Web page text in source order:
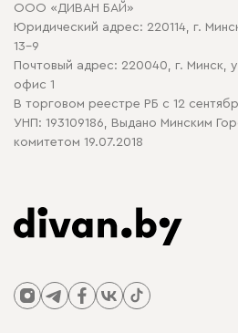
Политика конфиденциальности
Политика в отношении обработки
ООО «ДИВАН БАЙ»
Юридический адрес: 220114, г.
13-9
Почтовый адрес: 220040, г. Минск,
офис 1
В торговом реестре РБ с 12
УНП: 193109186, Выдано Минским
комитетом 19.07.2018